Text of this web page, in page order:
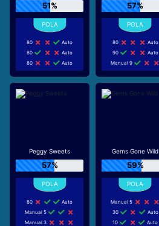
51%
80
Auto
80
Auto
80
Auto
57%
80
Auto
90
Auto
Manual 9
Peggy Sweets
57%
80
Auto
Manual 5
Manual 3
Gems Gone Wild
59%
Manual 5
30
Auto
10
Auto